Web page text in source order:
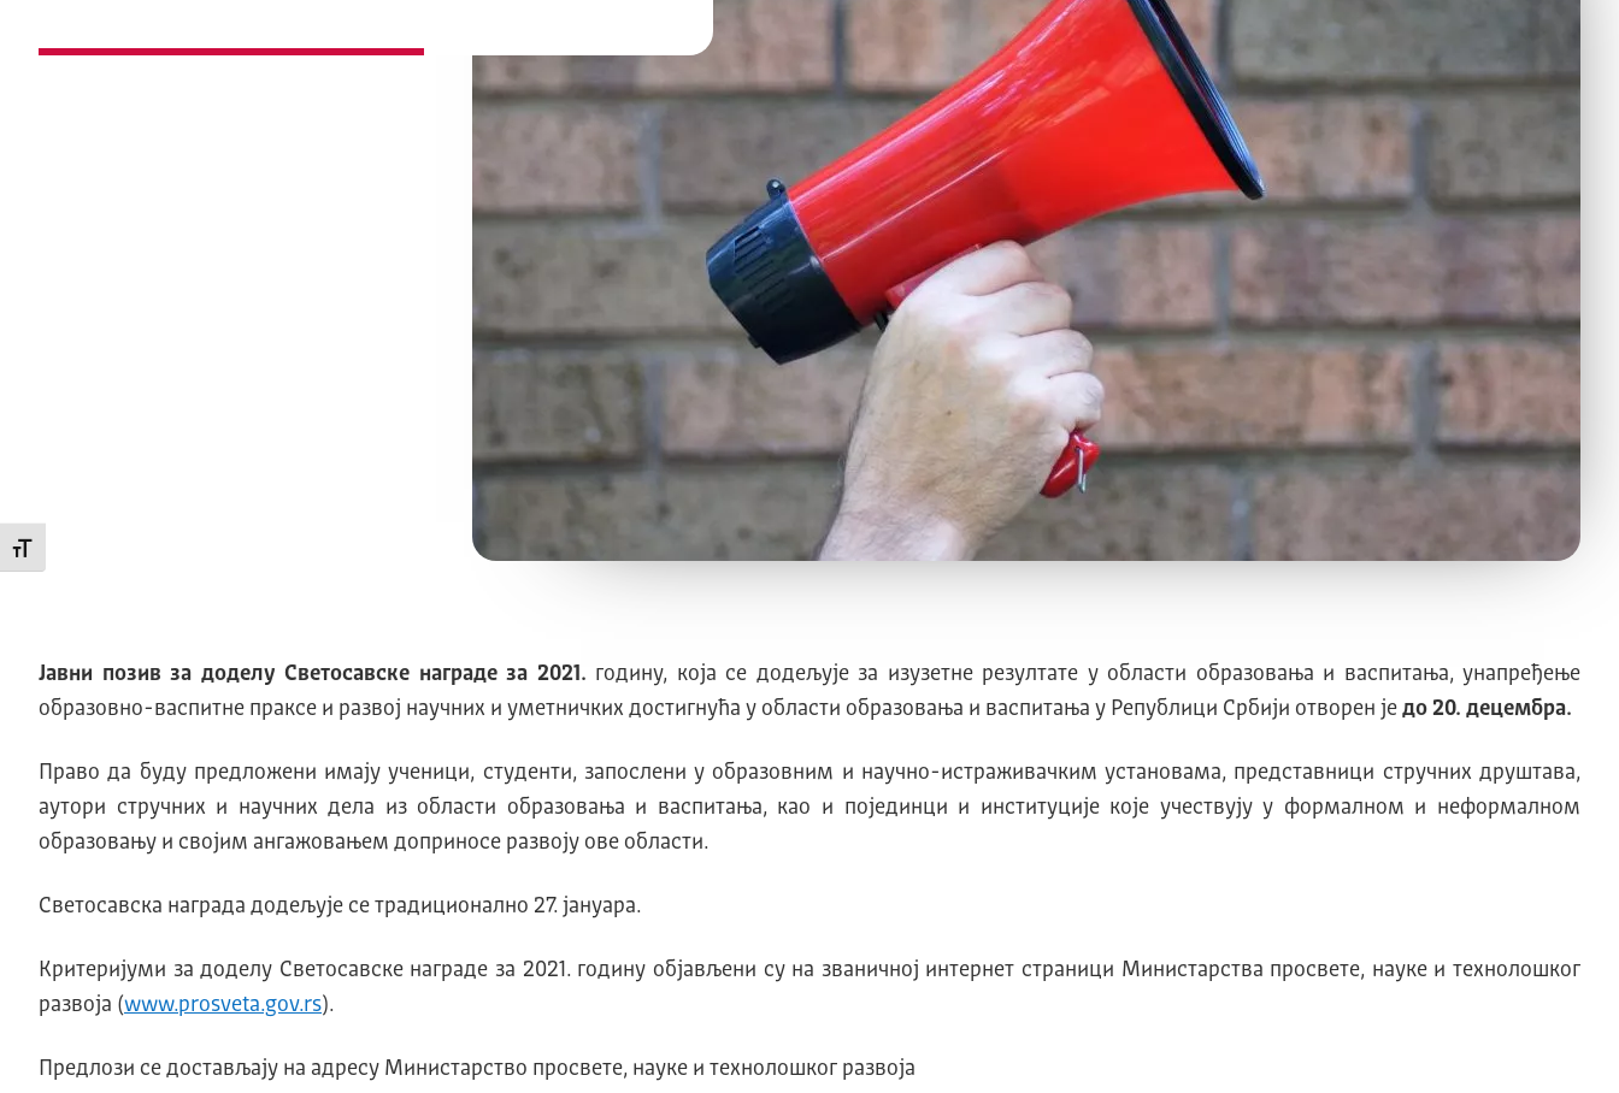
Промени величину слова
Јавни позив за доделу Светосавске награде за 2021. годину, која се додељује за изузетне резултате у области образовања и васпитања, унапређење
образовно-васпитне праксе и развој научних и уметничких достигнућа у области образовања и васпитања у Републици Србији отворен је до 20. децембра.
Право да буду предложени имају ученици, студенти, запослени у образовним и научно-истраживачким установама, представници стручних друштава,
аутори стручних и научних дела из области образовања и васпитања, као и појединци и институције које учествују у формалном и неформалном
образовању и својим ангажовањем доприносе развоју ове области.
Светосавска награда додељује се традиционално 27. јануара.
Критеријуми за доделу Светосавске награде за 2021. годину објављени су на званичној интернет страници Министарства просвете, науке и технолошког
развоја (www.prosveta.gov.rs).
Предлози се достављају на адресу Министарство просвете, науке и технолошког развоја